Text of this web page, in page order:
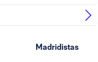
Madridistas